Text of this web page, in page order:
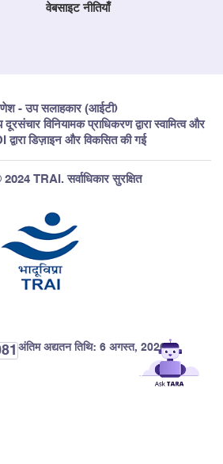
वेबसाइट नीतियाँ
- उप सलाहकार (आईटी)
विनियामक प्राधिकरण द्वारा स्वामित्व और
द्वारा डिज़ाइन और विकसित की गई
2024 TRAI. सर्वाधिकार सुरक्षित
अंतिम अद्यतन तिथि: 6 अगस्त, 2026